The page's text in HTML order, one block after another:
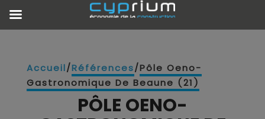
Accueil/Références/Pôle Oeno-
Gastronomique De Beaune (21)
PÔLE OENO-